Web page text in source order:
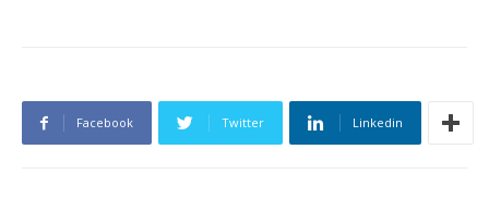
Facebook Twitter Linkedin